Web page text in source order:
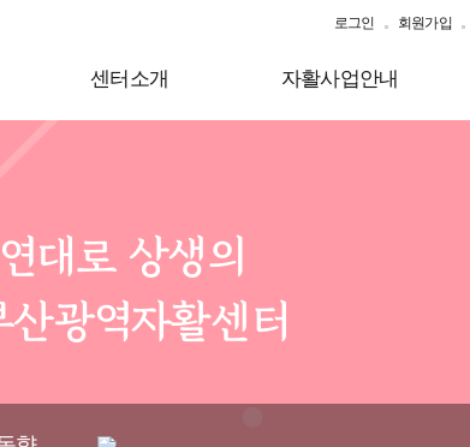
로그인 회원가입
센터소개 자활사업안내
대로 상생의
광역자활센터